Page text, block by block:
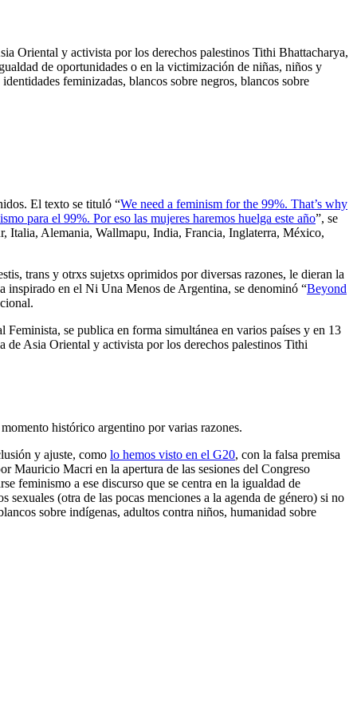
Oriental y activista por los derechos palestinos Tithi Bhattacharya,
de oportunidades o en la victimización de niñas, niños y
feminizadas, blancos sobre negros, blancos sobre
El texto se tituló “We need a feminism for the 99%. That’s why
para el 99%. Por eso las mujeres haremos huelga este año”, se
Italia, Alemania, Wallmapu, India, Francia, Inglaterra, México,
trans y otrxs sujetxs oprimidos por diversas razones, le dieran la
inspirado en el Ni Una Menos de Argentina, se denominó “Beyond
se publica en forma simultánea en varios países y en 13
Asia Oriental y activista por los derechos palestinos Tithi
histórico argentino por varias razones.
y ajuste, como lo hemos visto en el G20, con la falsa premisa
Mauricio Macri en la apertura de las sesiones del Congreso
feminismo a ese discurso que se centra en la igualdad de
(otra de las pocas menciones a la agenda de género) si no
sobre indígenas, adultos contra niños, humanidad sobre